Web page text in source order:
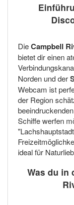
DieCampbell
bietet dir einen
Norden und der
Webcam ist
der Region
Schiffe werfen
ideal für
Was du in